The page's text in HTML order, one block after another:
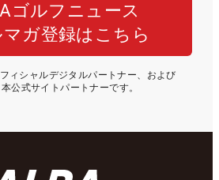
ゴルフニュース
マガ登録はこちら
ィシャルデジタルパートナー、および
公式サイトパートナーです。